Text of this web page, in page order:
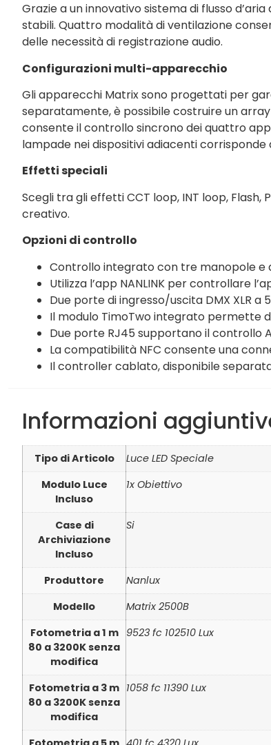
Grazie a un innovativo sistema di flusso
stabili. Quattro modalità di ventilazione
delle necessità di registrazione audio.
Configurazioni multi-apparecchio
Gli apparecchi Matrix sono progettati per
separatamente, è possibile costruire un array
consente il controllo sincrono dei quattro
lampade nei dispositivi adiacenti
Effetti speciali
Scegli tra gli effetti CCT loop, INT loop, Flash,
creativo.
Opzioni di controllo
Controllo integrato con tre manopole e
Utilizza l’app NANLINK per controllare
Due porte di ingresso/uscita DMX XLR
Il modulo TimoTwo integrato permette
Due porte RJ45 supportano il controllo
La compatibilità NFC consente una
Il controller cablato, disponibile
Informazioni
Tipo di Articolo
Luce LED Speciale
Modulo Luce
Incluso
1x Obiettivo
Case di
Archiviazione
Incluso
Si
Produttore
Nanlux
Modello
Matrix 2500B
Fotometria a 1 m
80 a 3200K senza
modifica
9523 fc 102510 Lux
Fotometria a 3 m
80 a 3200K senza
modifica
1058 fc 11390 Lux